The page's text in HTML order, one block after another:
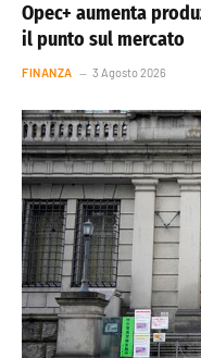
Opec+ aumenta
il punto sul mercato
FINANZA 3 Agosto 2026